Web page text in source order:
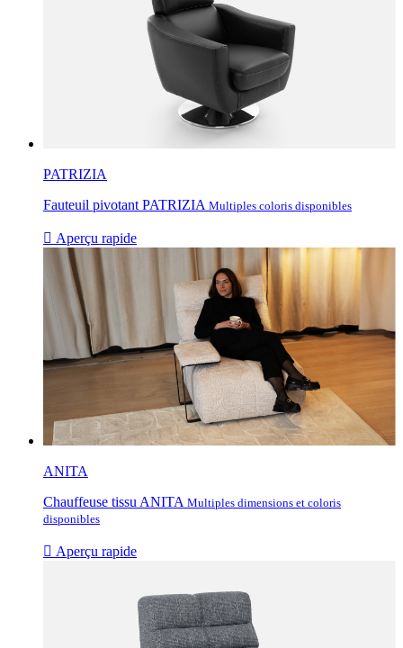
PATRIZIA
Fauteuil pivotant PATRIZIA Multiples coloris disponibles
 Aperçu rapide
ANITA
Chauffeuse tissu ANITA Multiples dimensions et coloris
disponibles
 Aperçu rapide